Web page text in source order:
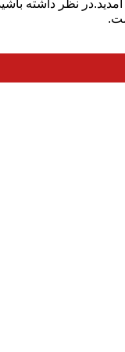
نظر داشته